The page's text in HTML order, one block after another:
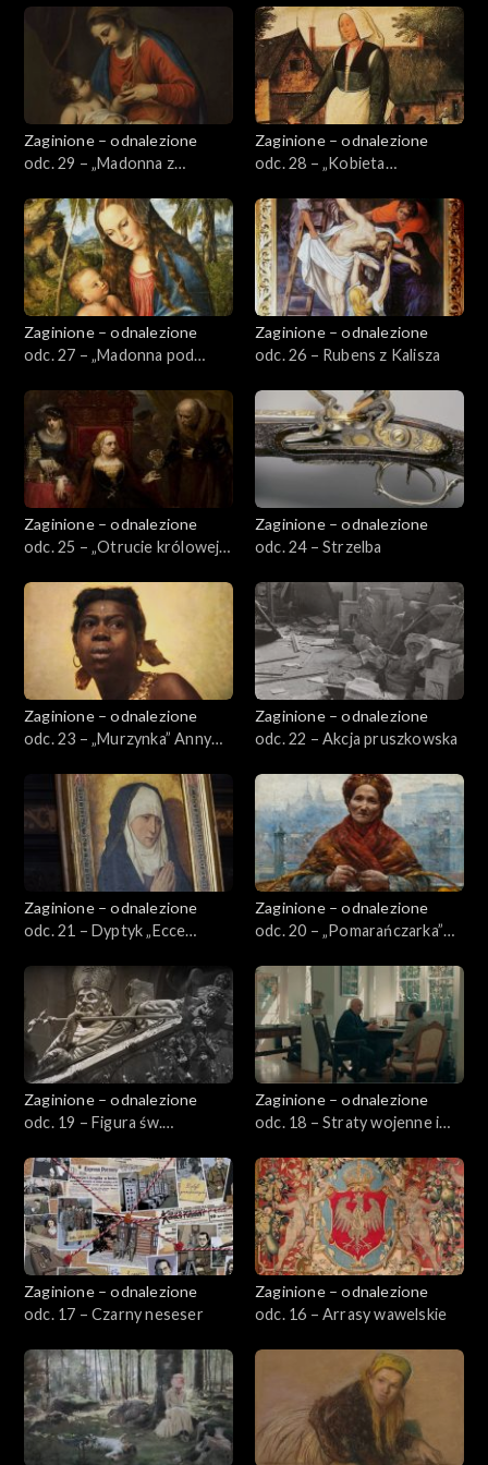
Zaginione – odnalezione
odc. 29 – „Madonna z
Zaginione – odnalezione
odc. 28 – „Kobieta
Brueghela Młodszego
Zaginione – odnalezione
odc. 27 – „Madonna pod
Zaginione – odnalezione
odc. 26 – Rubens z Kalisza
Zaginione – odnalezione
odc. 25 – „Otrucie królowej
Zaginione – odnalezione
odc. 24 – Strzelba
Zaginione – odnalezione
odc. 23 – „Murzynka” Anny
Zaginione – odnalezione
odc. 22 – Akcja pruszkowska
Zaginione – odnalezione
odc. 21 – Dyptyk „Ecce
warsztatu Dierica Boutsa
Zaginione – odnalezione
odc. 20 – „Pomarańczarka”
Zaginione – odnalezione
odc. 19 – Figura św.
Katedrze Gnieźnieńskiej
Zaginione – odnalezione
odc. 18 – Straty wojenne i
Zaginione – odnalezione
odc. 17 – Czarny neseser
Zaginione – odnalezione
odc. 16 – Arrasy wawelskie